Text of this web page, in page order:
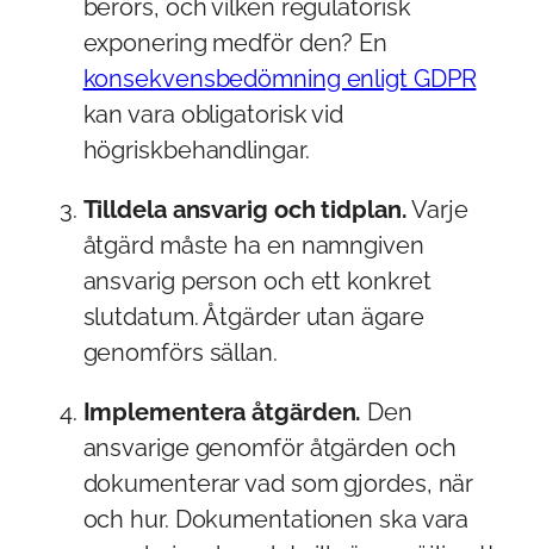
berörs, och vilken regulatorisk
exponering medför den? En
konsekvensbedömning enligt GDPR
kan vara obligatorisk vid
högriskbehandlingar.
Tilldela ansvarig och tidplan.Varje
åtgärd måste ha en namngiven
ansvarig person och ett konkret
slutdatum. Åtgärder utan ägare
genomförs sällan.
Implementera åtgärden. Den
ansvarige genomför åtgärden och
dokumenterar vad som gjordes, när
och hur. Dokumentationen ska vara